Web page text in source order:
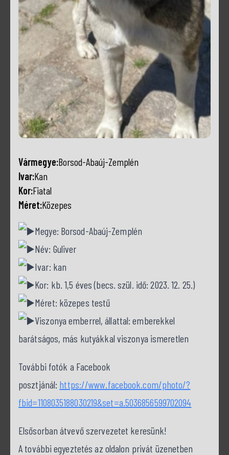
Vármegye:Borsod-Abaúj-Zemplén
Ivar:Kan
Kor:Fiatal
Méret:Közepes
Megye: Borsod-Abaúj-Zemplén
Név: Guliver
Ivar: kan
Kor: kb. 1,5 éves (becs. szül. idő: 2023. 12. 25.)
Méret: közepes testű
Viszonya emberrel, állattal: emberekkel
barátságos, más kutyákkal viszonya ismeretlen
További fotók a Facebook
posztjánál: https://www.facebook.com/photo/?
fbid=1108035188030219&set=a.5036856599702094
Elsősorban átvevő szervezetet keresünk!
A további egyeztetés az oldalon privát üzenetben